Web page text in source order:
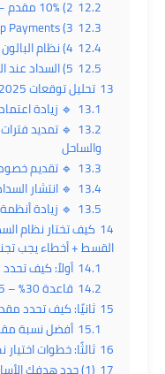
12.2 2) 10% مقدم – 10 سنوات
12.3
3) Step Payments
12.4 4) نظام البالون
12.5 5) السداد عند التسليم
13 تحليل توقعات 2025 لأنظمة السداد الجديدة
13.1 🔹 زيادة اعتماد
13.2 🔹 تمديد
والساحل
13.3 🔹 تقديم
13.4 🔹 انتشار
13.5 🔹 زيادة أنظمة Step Payments
14 كيف تختار نظام
القسط + أخطاء يجب
14.1 أولاً: كيف
14.2 قاعدة 30% – 35% من الدخل الشهري
15 ثانيًا: كيف تحدد
15.1 أفضل نسبة مقدم =
16 ثالثًا: خطوات